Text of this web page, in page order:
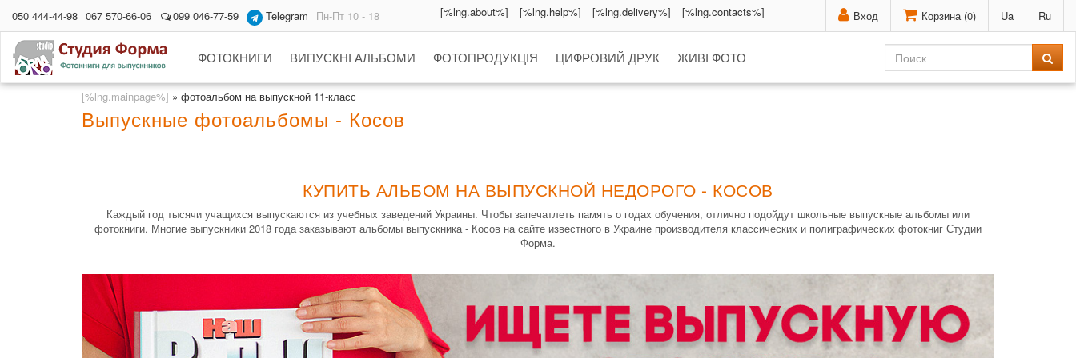
Вход Корзина (0) Ua Ru
050 444-44-98 067 570-66-06 099 046-77-59 Telegram Пн-Пт 10 - 18 [%lng.about%] [%lng.help%] [%lng.delivery%] [%lng.contacts%]
ФОТОКНИГИ ВИПУСКНІ АЛЬБОМИ ФОТОПРОДУКЦІЯ ЦИФРОВИЙ ДРУК ЖИВІ ФОТО
[%lng.mainpage%] » фотоальбом на выпускной 11-класс
Выпускные фотоальбомы - Косов
КУПИТЬ АЛЬБОМ НА ВЫПУСКНОЙ НЕДОРОГО - КОСОВ
Каждый год тысячи учащихся выпускаются из учебных заведений Украины. Чтобы запечатлеть память о годах обучения, отлично подойдут школьные выпускные альбомы или
фотокниги. Многие выпускники 2018 года заказывают альбомы выпускника - Косов на сайте известного в Украине производителя классических и полиграфических фотокниг Студии
Форма.